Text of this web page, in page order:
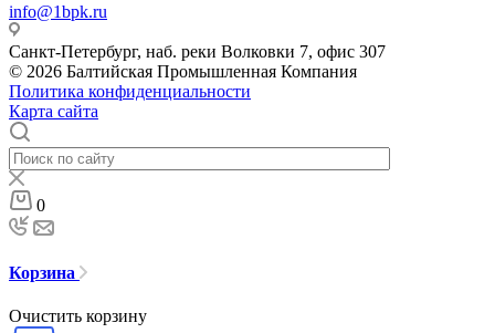
info@1bpk.ru
Санкт-Петербург, наб. реки Волковки 7, офис 307
© 2026 Балтийская Промышленная Компания
Политика конфиденциальности
Карта сайта
0
Корзина
Очистить корзину